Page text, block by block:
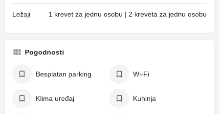
Ležaji 1 krevet za jednu osobu | 2 kreveta za jednu osobu
Pogodnosti
Besplatan parking Wi-Fi
Klima uređaj Kuhinja